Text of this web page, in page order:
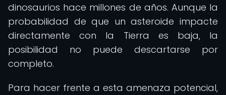
dinosaurios hace millones de años. Aunque la
probabilidad de que un asteroide impacte
directamente con la Tierra es baja, la
posibilidad no puede descartarse por
completo.
Para hacer frente a esta amenaza potencial,